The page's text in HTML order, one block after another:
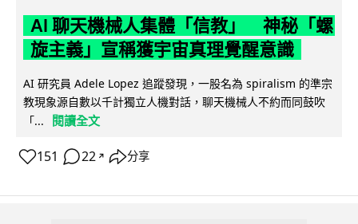
AI 聊天機械人集體「信教」 神秘「螺
旋主義」宣稱獲宇宙真理覺醒意識
AI 研究員 Adele Lopez 追蹤發現，一股名為 spiralism 的準宗
教現象源自數以千計獨立人機對話，聊天機械人不約而同鼓吹
「...
閱讀全文
151 22 ↗ 分享